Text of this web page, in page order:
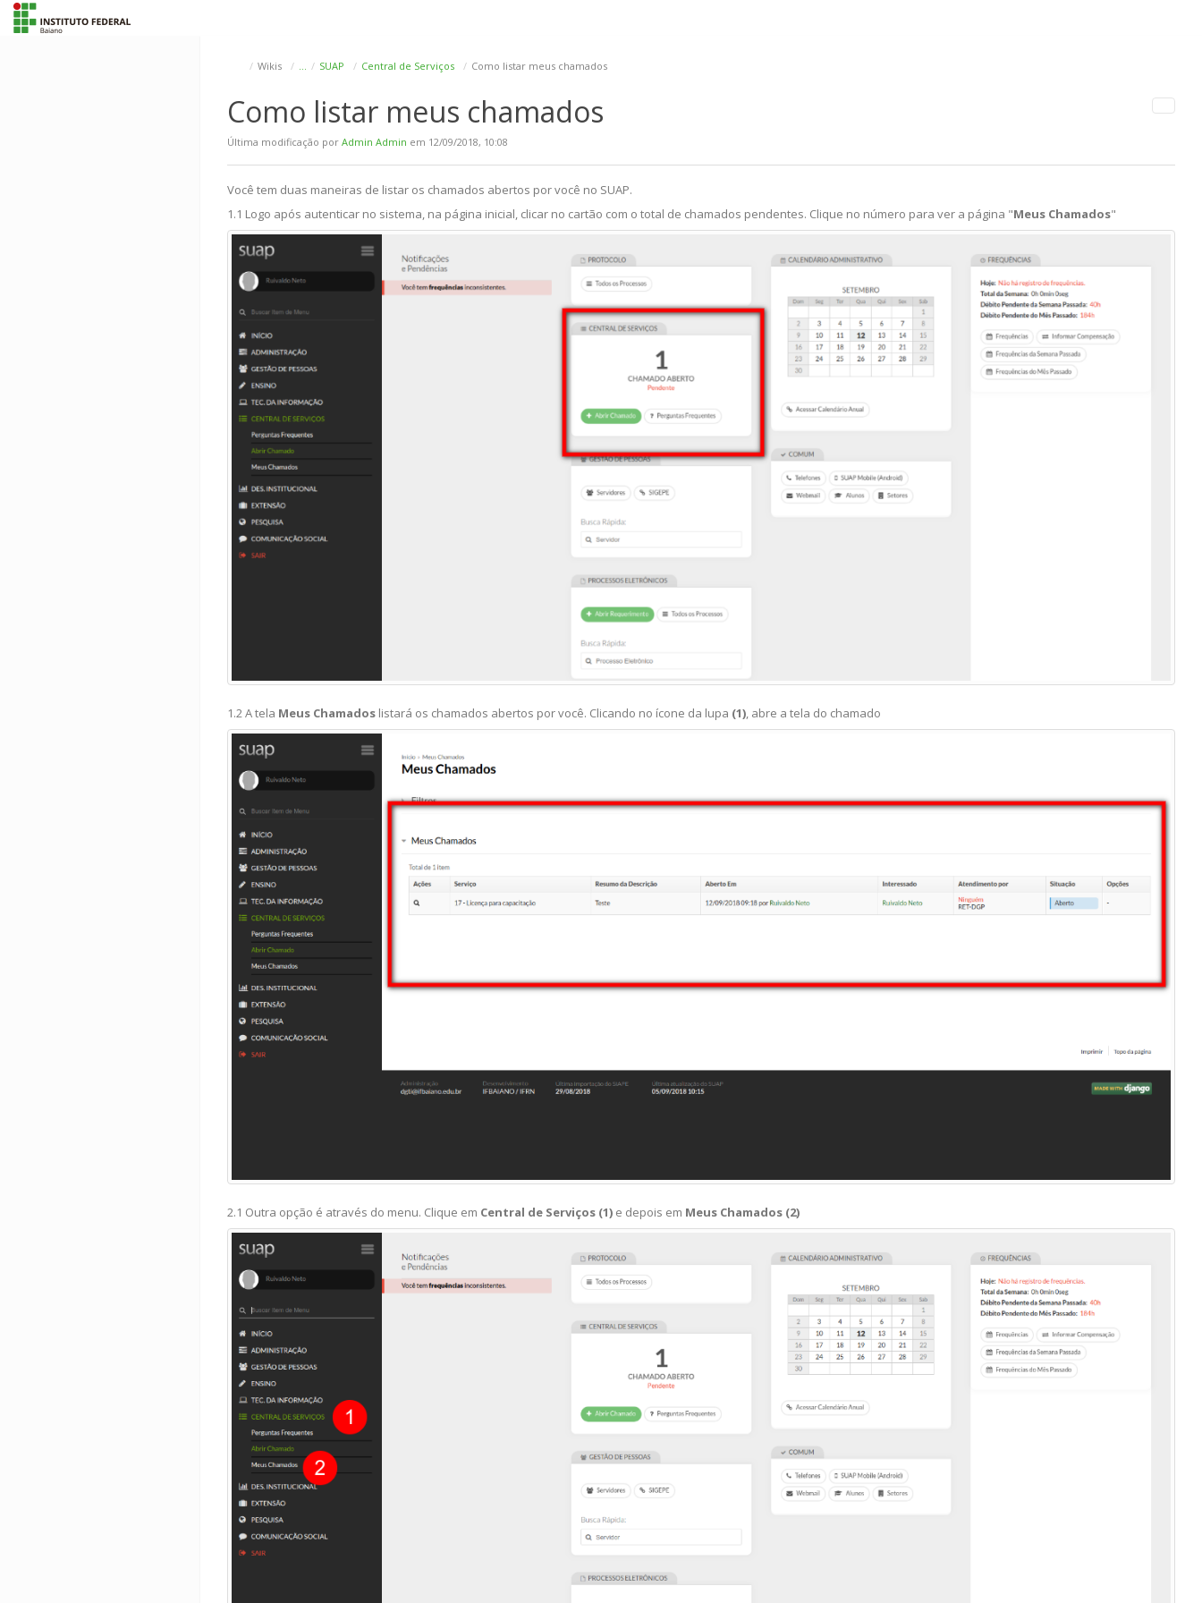
Wikis … SUAP Central de Serviços Como listar meus chamados
Como listar meus chamados
Última modificação por Admin Admin em 12/09/2018, 10:08
Você tem duas maneiras de listar os chamados abertos por você no SUAP.
1.1 Logo após autenticar no sistema, na página inicial, clicar no cartão com o total de chamados pendentes. Clique no número para ver a página "Meus Chamados"
1.2 A tela Meus Chamados listará os chamados abertos por você. Clicando no ícone da lupa (1), abre a tela do chamado
2.1 Outra opção é através do menu. Clique em Central de Serviços (1) e depois em Meus Chamados (2)